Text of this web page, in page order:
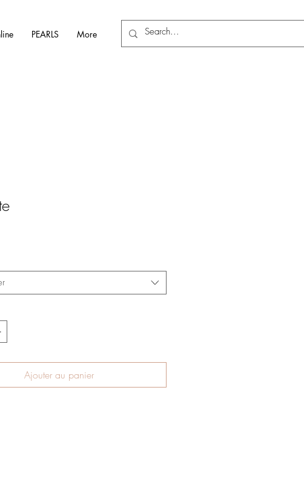
PEARLS More
Ajouter au panier